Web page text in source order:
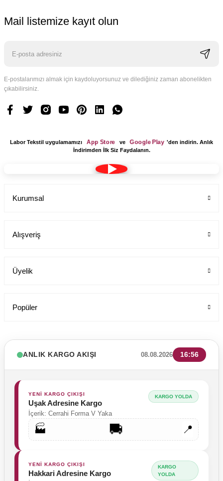
Mail listemize kayıt olun
E-postalarımızı almak için kaydoluyorsunuz ve dilediğiniz zaman abonelikten
çıkabilirsiniz.
Labor Tekstil uygulamamızı App Store ve Google Play 'den indirin. Anlık
İndirimden İlk Siz Faydalanın.
Kurumsal
Alışveriş
Üyelik
Popüler
ANLIK KARGO AKIŞI 08.08.2026 16:56
YENİ KARGO ÇIKIŞI
Uşak Adresine Kargo
İçerik: Cerrahi Forma V Yaka
KARGO YOLDA
🏭 🚚 📍
YENİ KARGO ÇIKIŞI
Hakkari Adresine Kargo
KARGO
YOLDA